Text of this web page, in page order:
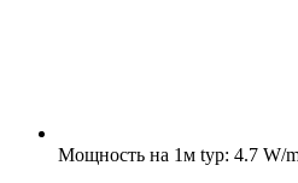
Мощность на 1м typ: 4.7 W/